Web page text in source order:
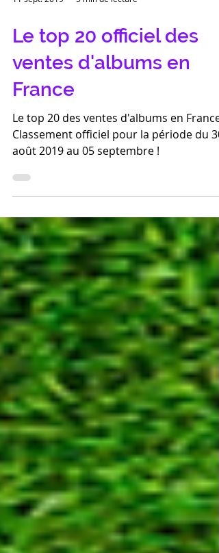
11 sept. 2019 5 min de lecture
Le top 20 officiel des
ventes d'albums en
France
Le top 20 des ventes d'albums en France !
août 2019 au 05 septembre !